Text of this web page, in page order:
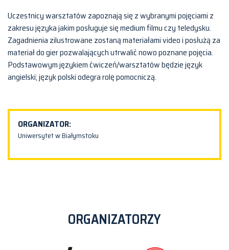
Uczestnicy warsztatów zapoznają się z wybranymi pojęciami z
zakresu języka jakim posługuje się medium filmu czy teledysku.
Zagadnienia zilustrowane zostaną materiałami video i posłużą za
materiał do gier pozwalających utrwalić nowo poznane pojęcia.
Podstawowym językiem ćwiczeń/warsztatów będzie język
angielski; język polski odegra rolę pomocniczą.
ORGANIZATOR:
Uniwersytet w Białymstoku
ORGANIZATORZY